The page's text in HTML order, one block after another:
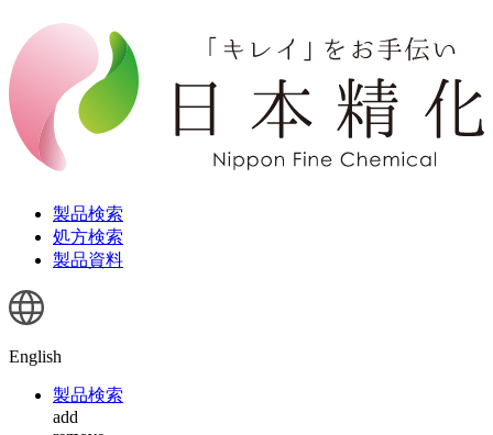
製品検索
処方検索
製品資料
English
製品検索
add